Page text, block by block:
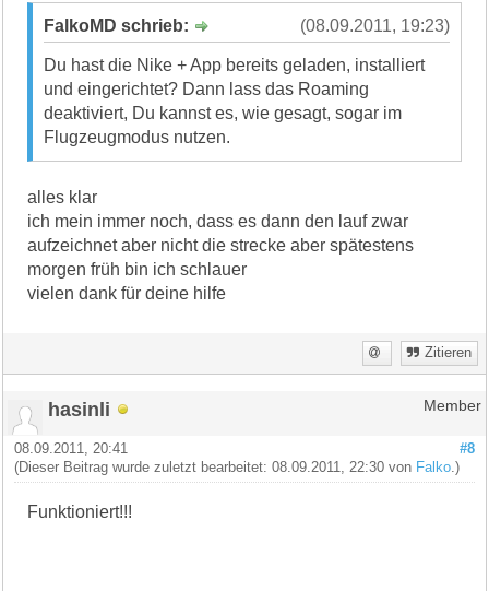
(08.09.2011, 19:23)
FalkoMD schrieb:
Du hast die Nike + App bereits geladen, installiert
und eingerichtet? Dann lass das Roaming
deaktiviert, Du kannst es, wie gesagt, sogar im
Flugzeugmodus nutzen.
alles klar
ich mein immer noch, dass es dann den lauf zwar
aufzeichnet aber nicht die strecke aber spätestens
morgen früh bin ich schlauer
vielen dank für deine hilfe
Zitieren
hasinli Member
#8
08.09.2011, 20:41
(Dieser Beitrag wurde zuletzt bearbeitet: 08.09.2011, 22:30 von Falko .)
Funktioniert!!!